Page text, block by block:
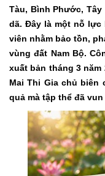
Tàu, Bình Phước,
dã. Đây là một nỗ lực
viên nhằm bảo tồn,
vùng đất Nam Bộ.
xuất bản tháng 3 năm
Mai Thi Gia chủ
quả mà tập thể đã